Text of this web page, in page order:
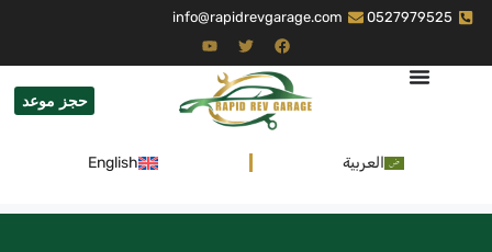
0527979525
info@rapidrevgarage.com
حجز موعد
العربية English